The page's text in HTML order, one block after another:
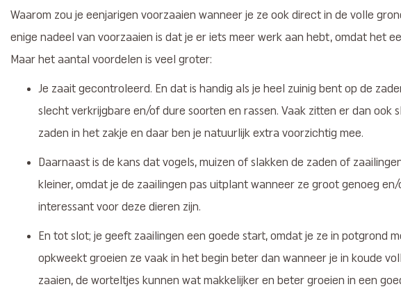
Waarom zou je eenjarigen voorzaaien wanneer je ze ook direct in de volle
enige nadeel van voorzaaien is dat je er iets meer werk aan hebt, omdat het
Maar het aantal voordelen is veel groter:
Je zaait gecontroleerd. En dat is handig als je heel zuinig bent op de
slecht verkrijgbare en/of dure soorten en rassen. Vaak zitten er dan ook
zaden in het zakje en daar ben je natuurlijk extra voorzichtig mee.
Daarnaast is de kans dat vogels, muizen of slakken de zaden of
kleiner, omdat je de zaailingen pas uitplant wanneer ze groot genoeg
interessant voor deze dieren zijn.
En tot slot; je geeft zaailingen een goede start, omdat je ze in potgrond
opkweekt groeien ze vaak in het begin beter dan wanneer je in koude
zaaien, de worteltjes kunnen wat makkelijker en beter groeien in een